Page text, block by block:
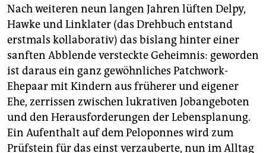
Nach weiteren neun langen Jahren lüften Delpy,
Hawke und Linklater (das Drehbuch entstand
erstmals kollaborativ) das bislang hinter einer
sanften Abblende versteckte Geheimnis: geworden
ist daraus ein ganz gewöhnliches Patchwork-
Ehepaar mit Kindern aus früherer und eigener
Ehe, zerrissen zwischen lukrativen Jobangeboten
und den Herausforderungen der Lebensplanung.
Ein Aufenthalt auf dem Peloponnes wird zum
Prüfstein für das einst verzauberte, nun im Alltag